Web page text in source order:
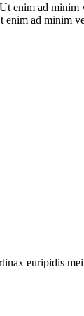
enim ad
ad minim
euripidis